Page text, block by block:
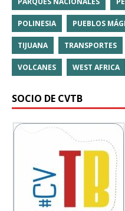
POLINESIA PUEBLOS
TIJUANA TRANSPORTES
VOLCANES WEST AFRICA
SOCIO DE CVTB